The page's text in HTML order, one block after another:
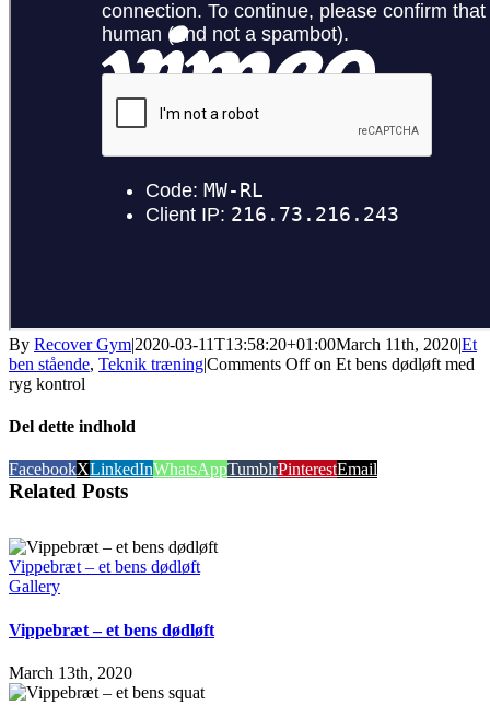
By Recover Gym|2020-03-11T13:58:20+01:00March 11th, 2020|Et
ben stående, Teknik træning|Comments Offon Et bens dødløft med
ryg kontrol
Del dette indhold
FacebookXLinkedInWhatsAppTumblrPinterestEmail
Related Posts
Vippebræt – et bens dødløft
Gallery
Vippebræt – et bens dødløft
March 13th, 2020